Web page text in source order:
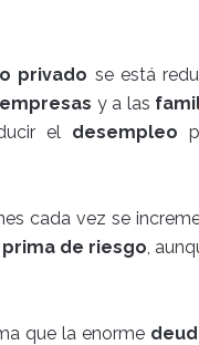
privado se está
empresas y a las
el desempleo
cada vez se
prima de riesgo,
que la enorme